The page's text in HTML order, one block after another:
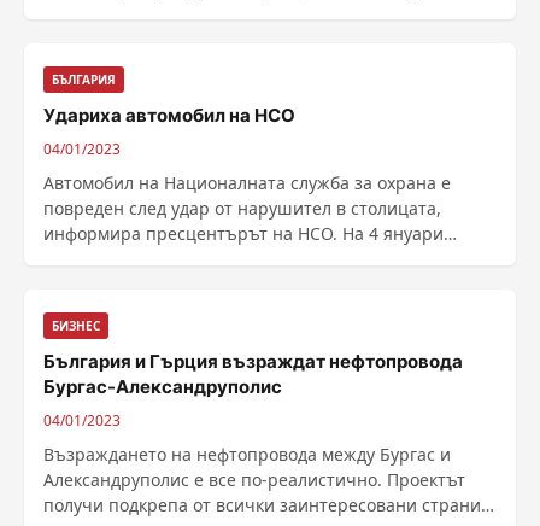
БЪЛГАРИЯ
Удариха автомобил на НСО
04/01/2023
Автомобил на Националната служба за охрана е
повреден след удар от нарушител в столицата,
информира пресцентърът на НСО. На 4 януари
БИЗНЕС
България и Гърция възраждат нефтопровода
Бургас-Александруполис
04/01/2023
Възраждането на нефтопровода между Бургас и
Александруполис е все по-реалистично. Проектът
получи подкрепа от всички заинтересовани страни -